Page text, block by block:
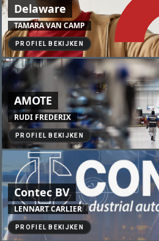
Delaware
TAMARA VAN CAMP
PROFIEL BEKIJKEN
AMOTE
RUDI FREDERIX
PROFIEL BEKIJKEN
Contec BV
LENNART CARLIER
PROFIEL BEKIJKEN